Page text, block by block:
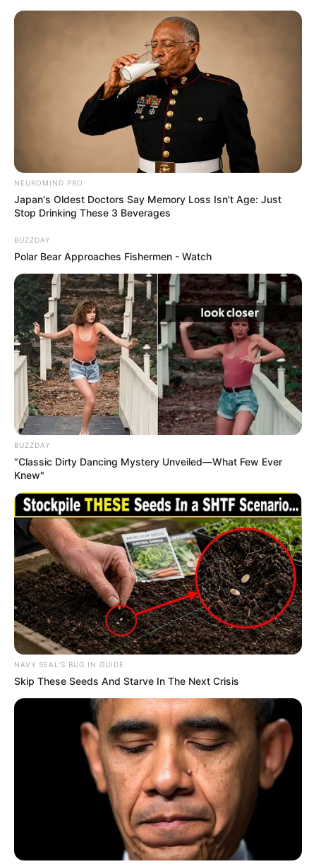
NEUROMIND PRO
Japan's Oldest Doctors Say Memory Loss Isn't Age: Just
Stop Drinking These 3 Beverages
BUZZDAY
Polar Bear Approaches Fishermen - Watch
BUZZDAY
“Classic Dirty Dancing Mystery Unveiled—What Few Ever
Knew"
NAVY SEAL'S BUG IN GUIDE
Skip These Seeds And Starve In The Next Crisis